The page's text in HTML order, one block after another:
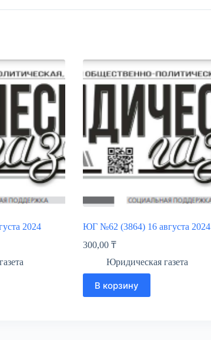
2024
ЮГ №62 (3864) 16 августа 2024
300,00 ₸
Юридическая газета
В корзину